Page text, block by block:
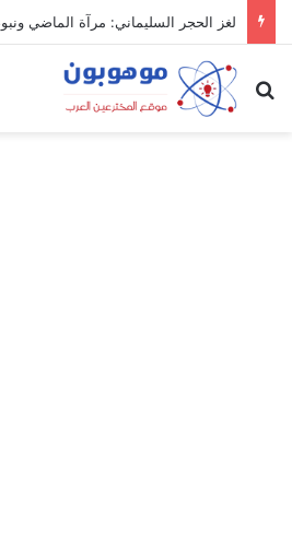
لغز الحجر السليماني: مرآة الماضي
بحث عن